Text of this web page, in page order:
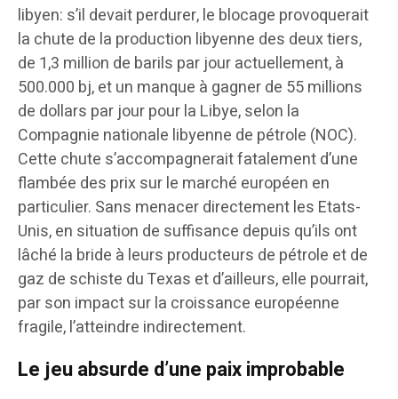
libyen: s’il devait perdurer, le blocage provoquerait
la chute de la production libyenne des deux tiers,
de 1,3 million de barils par jour actuellement, à
500.000 bj, et un manque à gagner de 55 millions
de dollars par jour pour la Libye, selon la
Compagnie nationale libyenne de pétrole (NOC).
Cette chute s’accompagnerait fatalement d’une
flambée des prix sur le marché européen en
particulier. Sans menacer directement les Etats-
Unis, en situation de suffisance depuis qu’ils ont
lâché la bride à leurs producteurs de pétrole et de
gaz de schiste du Texas et d’ailleurs, elle pourrait,
par son impact sur la croissance européenne
fragile, l’atteindre indirectement.
Le jeu absurde d’une paix improbable